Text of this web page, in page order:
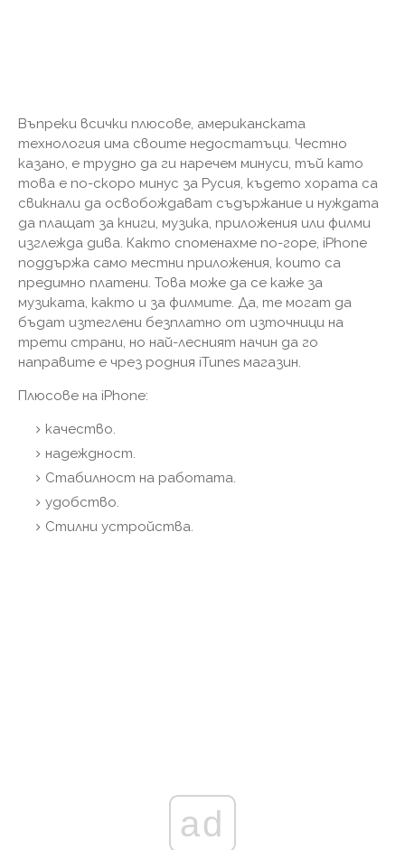
Въпреки всички плюсове, американската
технология има своите недостатъци. Честно
казано, е трудно да ги наречем минуси, тъй като
това е по-скоро минус за Русия, където хората са
свикнали да освобождават съдържание и нуждата
да плащат за книги, музика, приложения или филми
изглежда дива. Както споменахме по-горе, iPhone
поддържа само местни приложения, които са
предимно платени. Това може да се каже за
музиката, както и за филмите. Да, те могат да
бъдат изтеглени безплатно от източници на
трети страни, но най-лесният начин да го
направите е чрез родния iTunes магазин.
Плюсове на iPhone:
качество.
надеждност.
Стабилност на работата.
удобство.
Стилни устройства.
ad